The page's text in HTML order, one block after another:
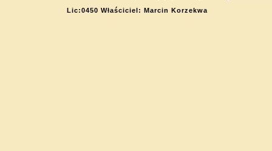
Lic:0450 Właściciel: Marcin Korzekwa